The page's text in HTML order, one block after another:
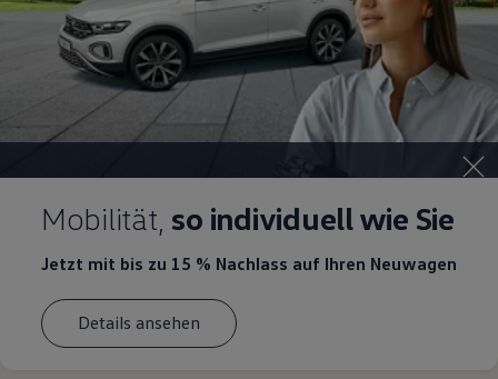
Mobilität, so individuell wie Sie
Jetzt mit bis zu 15 % Nachlass auf Ihren Neuwagen
Details ansehen